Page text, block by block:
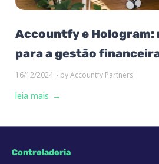
Accountfy e Hologram:
para a gestão
16/12/2024 byAccountfy Partners
leia mais
Controladoria